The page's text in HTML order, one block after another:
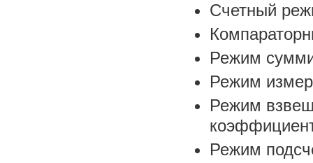
Счетный
Режим
Режим
Режим
Режим